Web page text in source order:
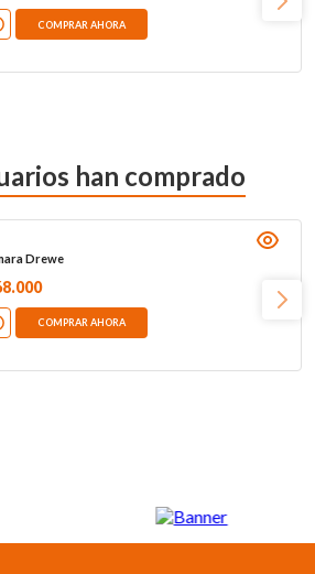
COMPRAR AHORA
han comprado
Drewe
.000
COMPRAR AHORA